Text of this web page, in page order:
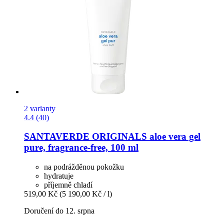
2 varianty
4.4 (40)
SANTAVERDE ORIGINALS aloe vera gel
pure, fragrance-​free, 100 ml
na podrážděnou pokožku
hydratuje
příjemně chladí
519,00 Kč (5 190,00 Kč / l)
Doručení do 12. srpna